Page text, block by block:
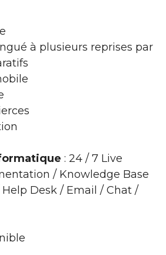
à plusieurs reprises par
: 24 / 7 Live
/ Knowledge Base
Desk / Email / Chat /